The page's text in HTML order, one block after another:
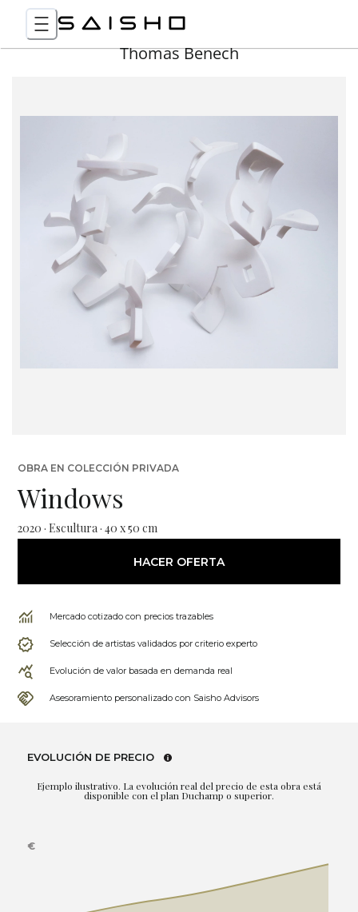
Thomas Benech
OBRA EN COLECCIÓN PRIVADA
Windows
2020 · Escultura · 40 x 50 cm
HACER OFERTA
Mercado cotizado con precios trazables
Selección de artistas validados por criterio experto
Evolución de valor basada en demanda real
Asesoramiento personalizado con Saisho Advisors
EVOLUCIÓN DE PRECIO
Ejemplo ilustrativo. La evolución real del precio de esta obra está
disponible con el plan Duchamp o superior.